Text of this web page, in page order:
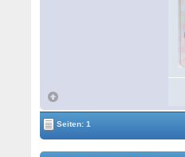
Seiten: 1